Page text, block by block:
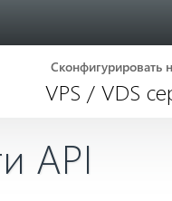
Сконфигурировать
VPS / VDS
API